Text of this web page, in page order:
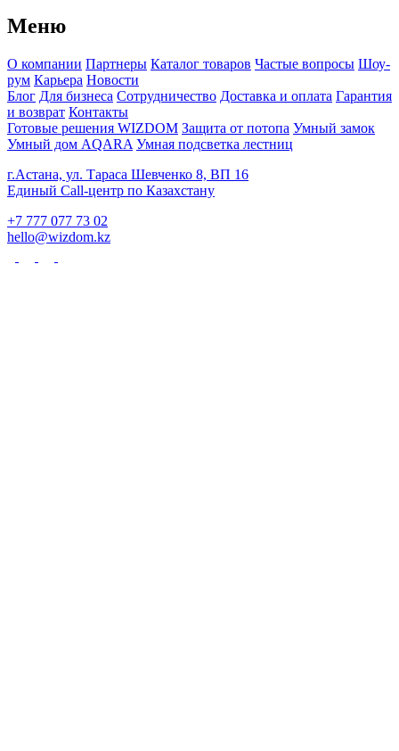
Меню
О компании Партнеры Каталог товаров Частые вопросы Шоу-
рум Карьера Новости
Блог Для бизнеса Сотрудничество Доставка и оплата Гарантия
и возврат Контакты
Готовые решения WIZDOM Защита от потопа Умный замок
Умный дом AQARA Умная подсветка лестниц
г.Астана, ул. Тараса Шевченко 8, ВП 16
Единый Call-центр по Казахстану
+7 777 077 73 02
hello@wizdom.kz